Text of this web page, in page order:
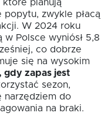
które planują
zwykle płacą
W 2024 roku
Polsce wyniósł 5,8
co dobrze
się na wysokim
gdy zapas jest
sezon,
narzędziem do
na braki.